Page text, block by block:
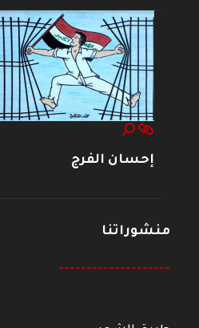
إحسان الفرج
منشوراتنا
--------------------